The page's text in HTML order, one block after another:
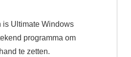
is Ultimate Windows
programma om
te zetten.